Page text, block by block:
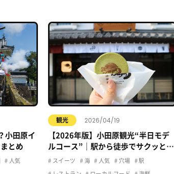
小田原イ
とめ
人気
観光 2026/04/19
【2026年版】小田原観光“半日モデ
ルコース”｜駅から徒歩でサクッと楽
しむおすすめプラン
スイーツ 海 人気 穴場 駅